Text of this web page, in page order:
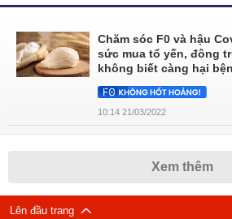
Chăm sóc F0 và hậu
sức mua tổ yến, đông
không biết càng hại
10:14 21/03/2022
Xem thêm
Lên đầu trang